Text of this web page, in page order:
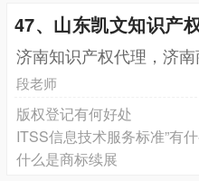
47、山东凯文知识产
济南知识产权代理，济
段老师
版权登记有何好处
ITSS信息技术服务标准”有
什么是商标续展